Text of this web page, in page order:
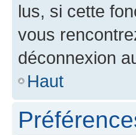
lus, si cette
vous
déconnexion
Haut